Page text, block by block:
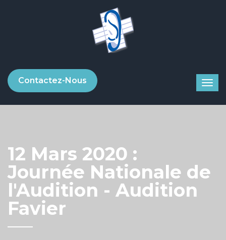
Contactez-Nous
12 Mars 2020 :
Journée Nationale de
l'Audition - Audition
Favier